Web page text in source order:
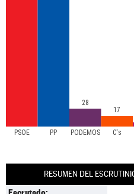
PSOE PP PODEMOS C's
28
17
RESUMEN DEL